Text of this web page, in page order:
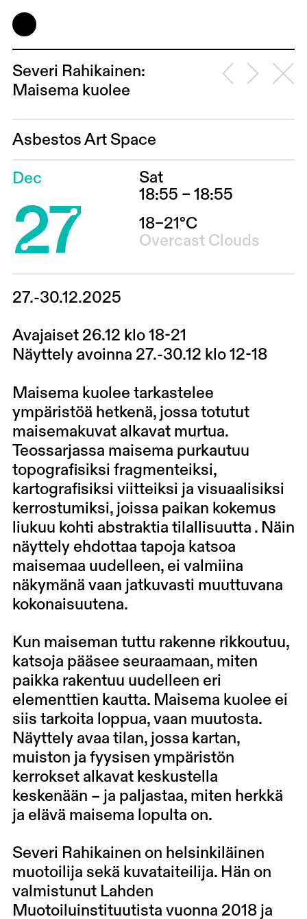
Severi Rahikainen:
Maisema kuolee
Asbestos Art Space
Dec
27
Sat
18:55 – 18:55
18–21°C
Overcast Clouds
27.-30.12.2025
Avajaiset 26.12 klo 18-21
Näyttely avoinna 27.-30.12 klo 12-18
Maisema kuolee tarkastelee
ympäristöä hetkenä, jossa totutut
maisemakuvat alkavat murtua.
Teossarjassa maisema purkautuu
topografisiksi fragmenteiksi,
kartografisiksi viitteiksi ja visuaalisiksi
kerrostumiksi, joissa paikan kokemus
liukuu kohti abstraktia tilallisuutta . Näin
näyttely ehdottaa tapoja katsoa
maisemaa uudelleen, ei valmiina
näkymänä vaan jatkuvasti muuttuvana
kokonaisuutena.
Kun maiseman tuttu rakenne rikkoutuu,
katsoja pääsee seuraamaan, miten
paikka rakentuu uudelleen eri
elementtien kautta. Maisema kuolee ei
siis tarkoita loppua, vaan muutosta.
Näyttely avaa tilan, jossa kartan,
muiston ja fyysisen ympäristön
kerrokset alkavat keskustella
keskenään – ja paljastaa, miten herkkä
ja elävä maisema lopulta on.
Severi Rahikainen on helsinkiläinen
muotoilija sekä kuvataiteilija. Hän on
valmistunut Lahden
Muotoiluinstituutista vuonna 2018 ja